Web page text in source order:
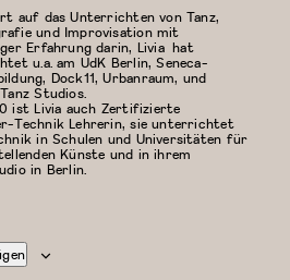
auf das Unterrichten von Tanz,
und Improvisation mit
Erfahrung darin, Livia hat
u.a. am UdK Berlin, Seneca-
Dock11, Urbanraum, und
Studios.
ist Livia auch Zertifizierte
Technik Lehrerin, sie unterrichtet
in Schulen und Universitäten für
Künste und in ihrem
in Berlin.